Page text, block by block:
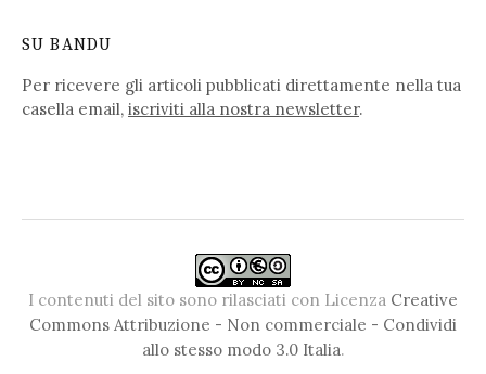
SU BANDU
Per ricevere gli articoli pubblicati direttamente nella tua
casella email, iscriviti alla nostra newsletter.
I contenuti del sito sono rilasciati con Licenza Creative
Commons Attribuzione - Non commerciale - Condividi
allo stesso modo 3.0 Italia.